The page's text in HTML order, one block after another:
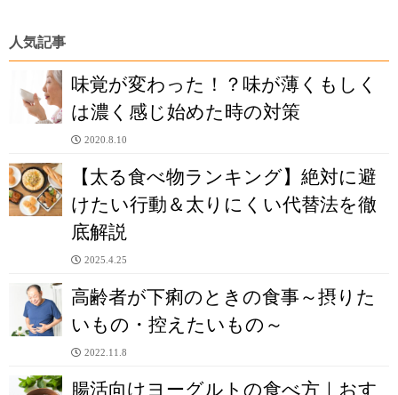
人気記事
味覚が変わった！？味が薄くもしく
は濃く感じ始めた時の対策
2020.8.10
【太る食べ物ランキング】絶対に避
けたい行動＆太りにくい代替法を徹
底解説
2025.4.25
高齢者が下痢のときの食事～摂りた
いもの・控えたいもの～
2022.11.8
腸活向けヨーグルトの食べ方｜おす